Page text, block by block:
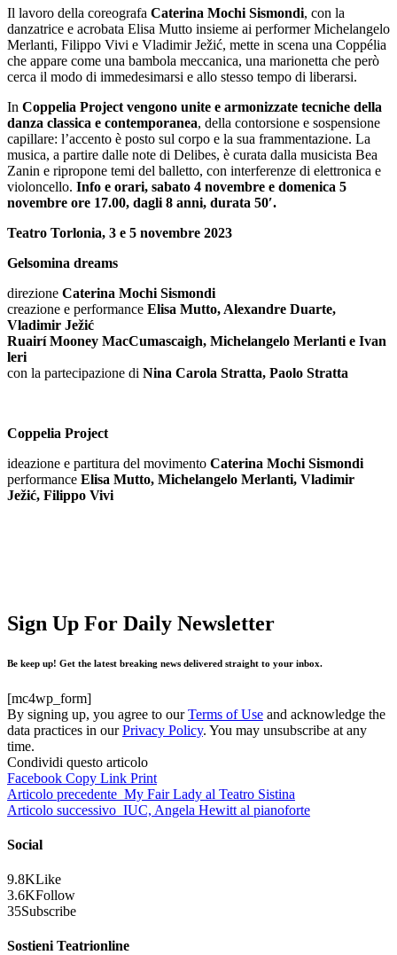
Il lavoro della coreografa Caterina Mochi Sismondi, con la
danzatrice e acrobata Elisa Mutto insieme ai performer Michelangelo
Merlanti, Filippo Vivi e Vladimir Ježić, mette in scena una Coppélia
che appare come una bambola meccanica, una marionetta che però
cerca il modo di immedesimarsi e allo stesso tempo di liberarsi.
In Coppelia Project vengono unite e armonizzate tecniche della
danza classica e contemporanea, della contorsione e sospensione
capillare: l’accento è posto sul corpo e la sua frammentazione. La
musica, a partire dalle note di Delibes, è curata dalla musicista Bea
Zanin e ripropone temi del balletto, con interferenze di elettronica e
violoncello. Info e orari, sabato 4 novembre e domenica 5
novembre ore 17.00, dagli 8 anni, durata 50′.
Teatro Torlonia, 3 e 5 novembre 2023
Gelsomina dreams
direzione Caterina Mochi Sismondi
creazione e performance Elisa Mutto, Alexandre Duarte,
Vladimir Ježić
Ruairí Mooney MacCumascaigh, Michelangelo Merlanti e Ivan
leri
con la partecipazione di Nina Carola Stratta, Paolo Stratta
Coppelia Project
ideazione e partitura del movimento Caterina Mochi Sismondi
performance Elisa Mutto, Michelangelo Merlanti, Vladimir
Ježić, Filippo Vivi
Sign Up For Daily Newsletter
Be keep up! Get the latest breaking news delivered straight to your inbox.
[mc4wp_form]
By signing up, you agree to ourTerms of Use and acknowledge the
data practices in ourPrivacy Policy. You may unsubscribe at any
time.
Condividi questo articolo
Facebook Copy Link Print
Articolo precedente My Fair Lady al Teatro Sistina
Articolo successivo IUC, Angela Hewitt al pianoforte
Social
9.8KLike
3.6KFollow
35Subscribe
Sostieni Teatrionline